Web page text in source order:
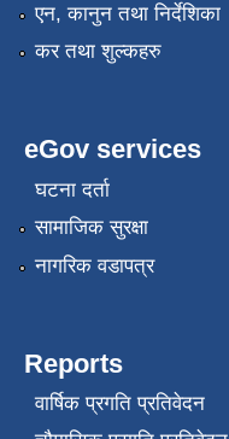
एन, कानुन तथा निर्देशिका
कर तथा शुल्कहरु
eGov services
घटना दर्ता
सामाजिक सुरक्षा
नागरिक वडापत्र
Reports
वार्षिक प्रगति प्रतिवेदन